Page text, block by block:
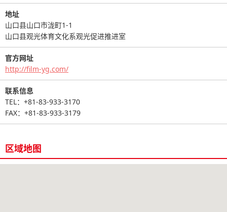
地址
山口县山口市泷町1-1
山口县观光体育文化系观光促进推进室
官方网址
http://film-yg.com/
联系信息
TEL：+81-83-933-3170
FAX：+81-83-933-3179
区域地图